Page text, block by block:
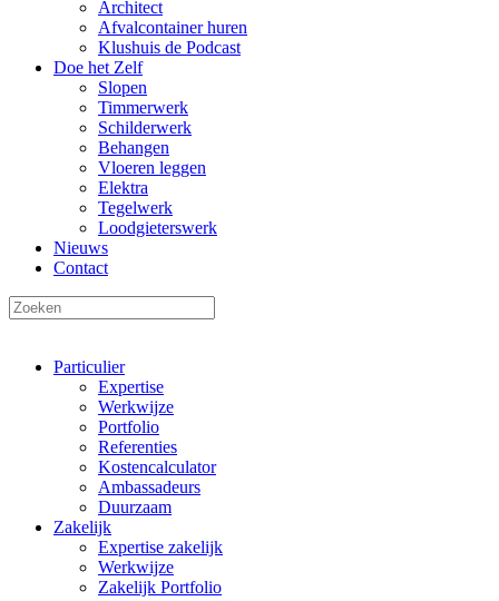
Architect
Afvalcontainer huren
Klushuis de Podcast
Doe het Zelf
Slopen
Timmerwerk
Schilderwerk
Behangen
Vloeren leggen
Elektra
Tegelwerk
Loodgieterswerk
Nieuws
Contact
Particulier
Expertise
Werkwijze
Portfolio
Referenties
Kostencalculator
Ambassadeurs
Duurzaam
Zakelijk
Expertise zakelijk
Werkwijze
Zakelijk Portfolio